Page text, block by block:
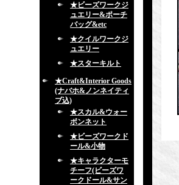
★ビーズワークジ
ュエリー&ポーチ
バッグ&etc
★クイルワークジ
ュエリー
★スターキルト
★Craft&Interior Goods
(ナバホ&ノンネイティ
ブ込)
★スカル&ウォー
ボンネット
★ビーズワークド
ール&小物
★キャラクターモ
チーフ(ビーズワ
ークドール&サン